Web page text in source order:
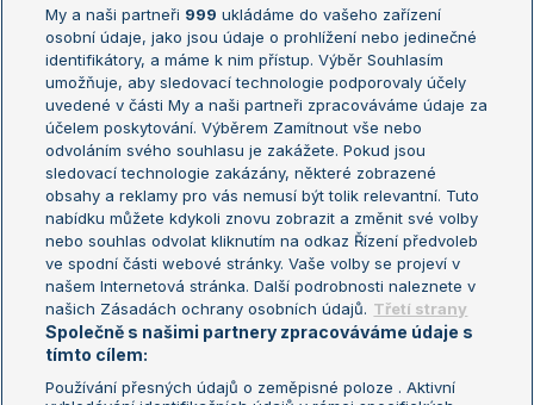
Žebříček ATP (muži)
Žebříček WTA (ženy)
Sázkařský žebříček
Australian Open
French Open
Wimbledon
US Open
Turnaj mistrů
Turnaj mistryň
Aktualní trendy
Fotbalové přestupy
Livesport Daily
LS Prague Open
My a naši partneři 999 ukládáme do vašeho zařízení
osobní údaje, jako jsou údaje o prohlížení nebo jedinečné
identifikátory, a máme k nim přístup. Výběr Souhlasím
umožňuje, aby sledovací technologie podporovaly účely
uvedené v části My a naši partneři zpracováváme údaje za
účelem poskytování. Výběrem Zamítnout vše nebo
odvoláním svého souhlasu je zakážete. Pokud jsou
sledovací technologie zakázány, některé zobrazené
obsahy a reklamy pro vás nemusí být tolik relevantní. Tuto
nabídku můžete kdykoli znovu zobrazit a změnit své volby
nebo souhlas odvolat kliknutím na odkaz Řízení předvoleb
ve spodní části webové stránky. Vaše volby se projeví v
našem Internetová stránka. Další podrobnosti naleznete v
našich Zásadách ochrany osobních údajů. Třetí strany
Společně s našimi partnery zpracováváme údaje s
tímto cílem:
Používání přesných údajů o zeměpisné poloze . Aktivní